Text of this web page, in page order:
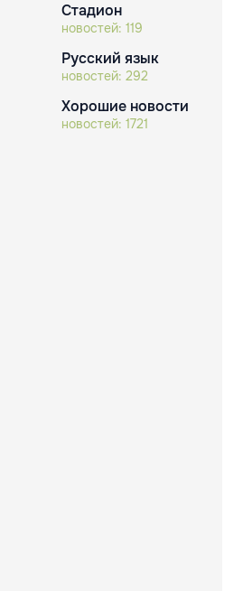
Стадион
новостей: 119
Русский язык
новостей: 292
Хорошие новости
новостей: 1721